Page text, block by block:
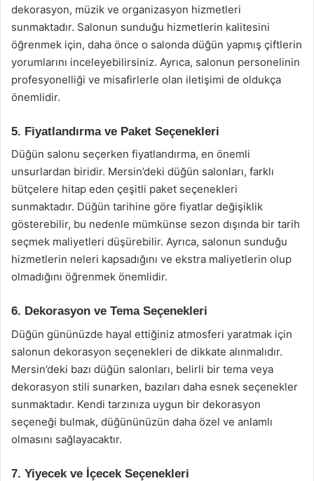
dekorasyon, müzik ve organizasyon hizmetleri
sunmaktadır. Salonun sunduğu hizmetlerin kalitesini
öğrenmek için, daha önce o salonda düğün yapmış çiftlerin
yorumlarını inceleyebilirsiniz. Ayrıca, salonun personelinin
profesyonelliği ve misafirlerle olan iletişimi de oldukça
önemlidir.
5. Fiyatlandırma ve Paket Seçenekleri
Düğün salonu seçerken fiyatlandırma, en önemli
unsurlardan biridir. Mersin’deki düğün salonları, farklı
bütçelere hitap eden çeşitli paket seçenekleri
sunmaktadır. Düğün tarihine göre fiyatlar değişiklik
gösterebilir, bu nedenle mümkünse sezon dışında bir tarih
seçmek maliyetleri düşürebilir. Ayrıca, salonun sunduğu
hizmetlerin neleri kapsadığını ve ekstra maliyetlerin olup
olmadığını öğrenmek önemlidir.
6. Dekorasyon ve Tema Seçenekleri
Düğün gününüzde hayal ettiğiniz atmosferi yaratmak için
salonun dekorasyon seçenekleri de dikkate alınmalıdır.
Mersin’deki bazı düğün salonları, belirli bir tema veya
dekorasyon stili sunarken, bazıları daha esnek seçenekler
sunmaktadır. Kendi tarzınıza uygun bir dekorasyon
seçeneği bulmak, düğününüzün daha özel ve anlamlı
olmasını sağlayacaktır.
7. Yiyecek ve İçecek Seçenekleri